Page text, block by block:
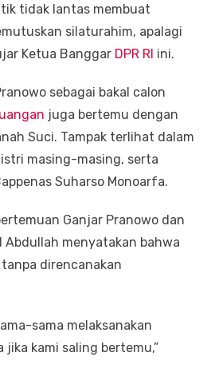
tidak lantas membuat
silaturahim, apalagi
Ketua Banggar DPR RI ini.
sebagai bakal calon
juga bertemu dengan
Suci. Tampak terlihat dalam
masing-masing, serta
Suharso Monoarfa.
Ganjar Pranowo dan
Abdullah menyatakan bahwa
direncanakan
sama melaksanakan
kami saling bertemu,”